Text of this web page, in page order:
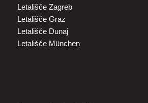
Letališče Zagreb
Letališče Graz
Letališče Dunaj
Letališče München